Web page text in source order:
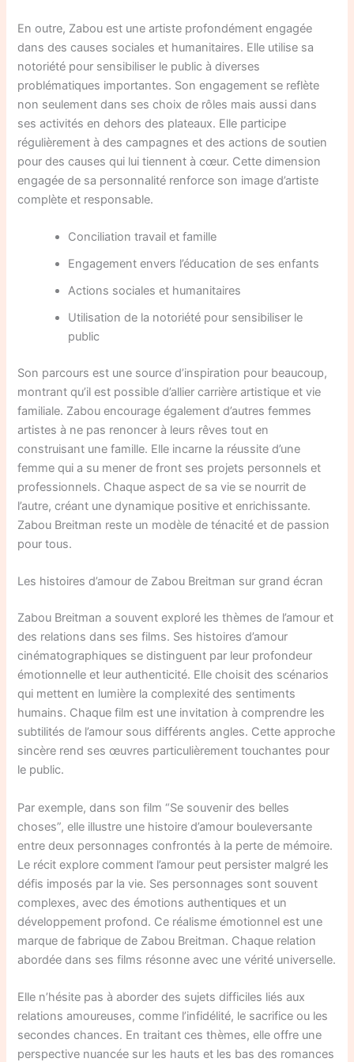
En outre, Zabou est une artiste profondément engagée
dans des causes sociales et humanitaires. Elle utilise sa
notoriété pour sensibiliser le public à diverses
problématiques importantes. Son engagement se reflète
non seulement dans ses choix de rôles mais aussi dans
ses activités en dehors des plateaux. Elle participe
régulièrement à des campagnes et des actions de soutien
pour des causes qui lui tiennent à cœur. Cette dimension
engagée de sa personnalité renforce son image d’artiste
complète et responsable.
Conciliation travail et famille
Engagement envers l’éducation de ses enfants
Actions sociales et humanitaires
Utilisation de la notoriété pour sensibiliser le
public
Son parcours est une source d’inspiration pour beaucoup,
montrant qu’il est possible d’allier carrière artistique et vie
familiale. Zabou encourage également d’autres femmes
artistes à ne pas renoncer à leurs rêves tout en
construisant une famille. Elle incarne la réussite d’une
femme qui a su mener de front ses projets personnels et
professionnels. Chaque aspect de sa vie se nourrit de
l’autre, créant une dynamique positive et enrichissante.
Zabou Breitman reste un modèle de ténacité et de passion
pour tous.
Les histoires d’amour de Zabou Breitman sur grand écran
Zabou Breitman a souvent exploré les thèmes de l’amour et
des relations dans ses films. Ses histoires d’amour
cinématographiques se distinguent par leur profondeur
émotionnelle et leur authenticité. Elle choisit des scénarios
qui mettent en lumière la complexité des sentiments
humains. Chaque film est une invitation à comprendre les
subtilités de l’amour sous différents angles. Cette approche
sincère rend ses œuvres particulièrement touchantes pour
le public.
Par exemple, dans son film “Se souvenir des belles
choses”, elle illustre une histoire d’amour bouleversante
entre deux personnages confrontés à la perte de mémoire.
Le récit explore comment l’amour peut persister malgré les
défis imposés par la vie. Ses personnages sont souvent
complexes, avec des émotions authentiques et un
développement profond. Ce réalisme émotionnel est une
marque de fabrique de Zabou Breitman. Chaque relation
abordée dans ses films résonne avec une vérité universelle.
Elle n’hésite pas à aborder des sujets difficiles liés aux
relations amoureuses, comme l’infidélité, le sacrifice ou les
secondes chances. En traitant ces thèmes, elle offre une
perspective nuancée sur les hauts et les bas des romances